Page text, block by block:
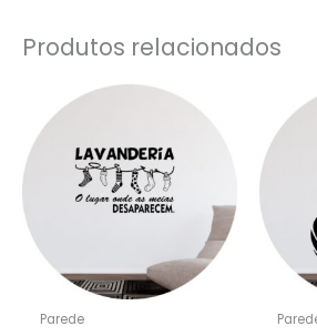
Produtos relacionados
Parede